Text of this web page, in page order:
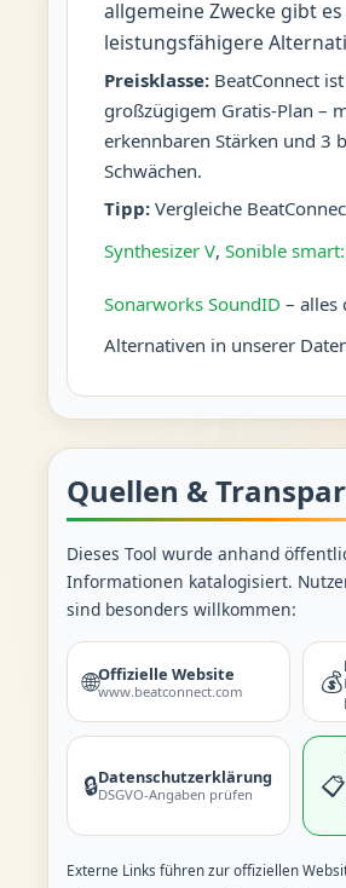
allgemeine Zwecke gibt
leistungsfähigere
Preisklasse:BeatConnect
großzügigem Gratis-Plan –
erkennbaren Stärken und 3
Schwächen.
Tipp:Vergleiche
Synthesizer V, Sonible
Sonarworks SoundID – alles
Alternativen in unserer
Quellen &
Dieses Tool wurde anhand
Informationen katalogisiert.
sind besonders willkommen:
🌐Offizielle Website
www.beatconnect.com 💰
🔒Datenschutzerklärung
DSGVO-Angaben prüfen 📋
Externe Links führen zur offiziellen